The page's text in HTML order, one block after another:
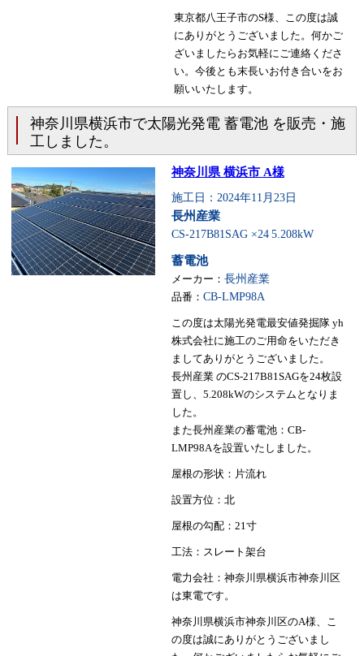
東京都八王子市のS様、この度は誠
にありがとうございました。何かご
ざいましたらお気軽にご連絡くださ
い。今後とも末長いお付き合いをお
願いいたします。
神奈川県横浜市で太陽光発電 蓄電池 を販売・施
工しました。
神奈川県 横浜市 A様
施工日：2024年11月23日
長州産業
CS-217B81SAG ×24 5.208kW
蓄電池
メーカー： 長州産業
品番： CB-LMP98A
この度は太陽光発電最安値発掘隊 yh
株式会社に施工のご用命をいただき
ましてありがとうございました。
長州産業 のCS-217B81SAGを24枚設
置し、5.208kWのシステムとなりま
した。
また長州産業の蓄電池：CB-
LMP98Aを設置いたしました。
屋根の形状：片流れ
設置方位：北
屋根の勾配：21寸
工法：スレート架台
電力会社：神奈川県横浜市神奈川区
は東電です。
神奈川県横浜市神奈川区のA様、こ
の度は誠にありがとうございまし